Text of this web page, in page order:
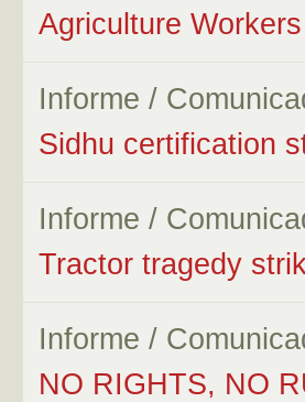
Agriculture
Informe /
Sidhu certification
Informe /
Tractor tragedy
Informe /
NO RIGHTS, NO